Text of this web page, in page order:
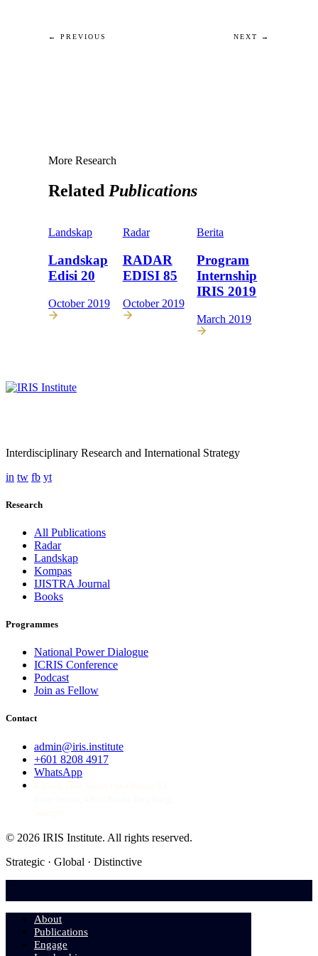
← PREVIOUS NEXT →
More Research
Related Publications
Landskap
Landskap
Edisi 20
October 2019
Radar
RADAR
EDISI 85
October 2019
Berita
Program
Internship
IRIS 2019
March 2019
Interdisciplinary Research and International Strategy
in tw fb yt
Research
All Publications
Radar
Landskap
Kompas
IJISTRA Journal
Books
Programmes
National Power Dialogue
ICRIS Conference
Podcast
Join as Fellow
Contact
admin@iris.institute
+601 8208 4917
WhatsApp
© 2026 IRIS Institute. All rights reserved.
Strategic · Global · Distinctive
About
Publications
Engage